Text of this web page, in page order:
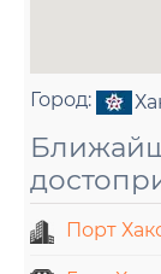
Город:
Порт